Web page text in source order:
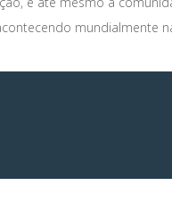
mundialmente